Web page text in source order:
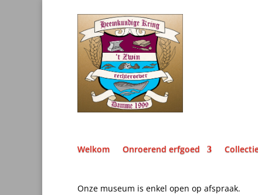
Welkom Onroerend erfgoed
Onze museum is enkel open op afspraak.